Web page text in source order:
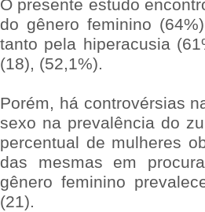
O presente estudo
do gênero feminino
tanto pela hiperacusia
(18), (52,1%).
Porém, há controvérsias
sexo na prevalência do
percentual de mulheres
das mesmas em
gênero feminino
(21).